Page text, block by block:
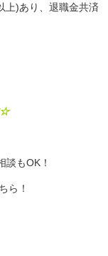
上)あり、退職金共済
☆
談もOK！
ら！